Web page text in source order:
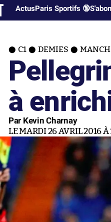
ActusParis Sportifs 🔞
C1 DEMIES
à
Par Kevin Charnay
LE MARDI 26 AVRIL 2016 À